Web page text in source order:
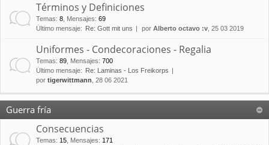
Términos y Definiciones
Temas: 8 Mensajes: 69
Último mensaje:
Re: Gott mit uns por Alberto octavo :v , 25 03 2019
Uniformes - Condecoraciones - Regalia
Temas: 89 Mensajes: 700
Último mensaje:
Re: Laminas - Los Freikorps
por tigerwittmann , 28 06 2021
Guerra fría
Consecuencias
Temas: 15 Mensajes: 171